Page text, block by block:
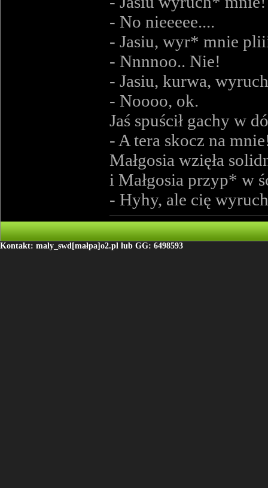
- No nieeeee....
- Jasiu, wyr* mnie
- Nnnnoo.. Nie!
- Jasiu, kurwa,
- Noooo, ok.
Jaś spuścił gachy w
- A tera skocz na
Małgosia wzięła
i Małgosia przyp* w
- Hyhy, ale cię
Kontakt: maly_swd[małpa]o2.pl lub GG: 6498593